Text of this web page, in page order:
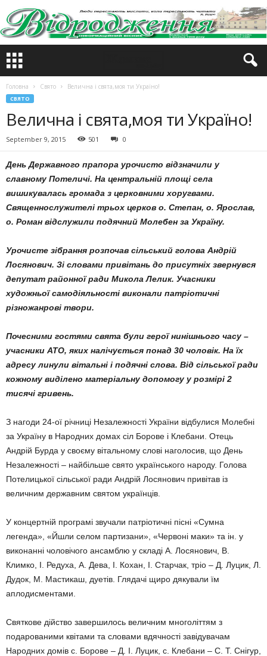
Головна Свято Велична і свята,моя ти Україно!
СВЯТО
Велична і свята,моя ти Україно!
September 9, 2015 501 0
День Державного прапора урочисто відзначили у
славному Потеличі. На центральній площі села
вишикувалась громада з церковними хоругвами.
Священнослужителі трьох церков о. Степан, о. Ярослав,
о. Роман відслужили подячний Молебен за Україну.
Урочисте зібрання розпочав сільський голова Андрій
Лосянович. Зі словами привітань до присутніх звернувся
депутат районної ради Микола Лелик. Учасники
художньої самодіяльності виконали патріотичні
різножанрові твори.
Почесними гостями свята були герої нинішнього часу –
учасники АТО, яких налічується понад 30 чоловік. На їх
адресу линули вітальні і подячні слова. Від сільської ради
кожному виділено матеріальну допомогу у розмірі 2
тисячі гривень.
З нагоди 24-ої річниці Незалежності України відбулися Молебні
за Україну в Народних домах сіл Борове і Клебани. Отець
Андрій Бурда у своєму вітальному слові наголосив, що День
Незалежності – найбільше свято українського народу. Голова
Потелицької сільської ради Андрій Лосянович привітав із
величним державним святом українців.
У концертній програмі звучали патріотичні пісні «Сумна
легенда», «Йшли селом партизани», «Червоні маки» та ін. у
виконанні чоловічого ансамблю у складі А. Лосянович, В.
Климко, І. Редуха, А. Дева, І. Кохан, І. Старчак, тріо – Д. Луцик, Л.
Дудок, М. Мастикаш, дуетів. Глядачі щиро дякували їм
аплодисментами.
Святкове дійство завершилось величним многоліттям з
подарованими квітами та словами вдячності завідувачам
Народних домів с. Борове – Д. І. Луцик, с. Клебани – С. Т. Снігур,